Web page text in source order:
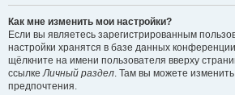
Как мне изменить мои настройки?
Если вы являетесь зарегистрированным
настройки хранятся в базе данных
щёлкните на имени пользователя вверху
ссылкеЛичный раздел. Там вы можете изменить
предпочтения.